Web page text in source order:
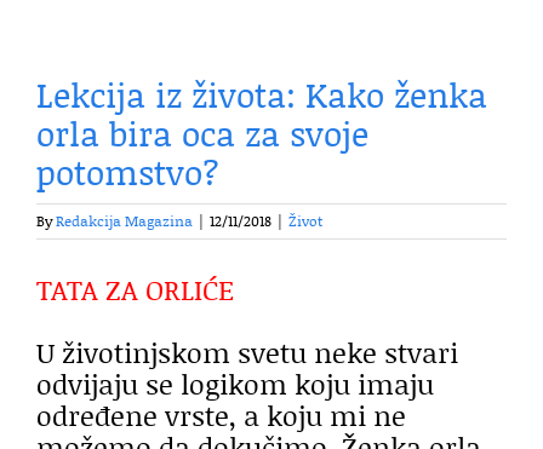
Lekcija iz života: Kako ženka
orla bira oca za svoje
potomstvo?
ByRedakcija Magazina 12/11/2018 Život
TATA ZA ORLIĆE
U životinjskom svetu neke stvari
odvijaju se logikom koju imaju
određene vrste, a koju mi ne